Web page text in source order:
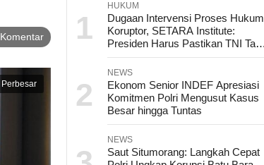
Komentar
Perbesar
1
HUKUM
Dugaan Intervensi Proses Hukum
Koruptor, SETARA Institute:
Presiden Harus Pastikan TNI Tak
Disalahgunakan
2
NEWS
Ekonom Senior INDEF Apresiasi
Komitmen Polri Mengusut Kasus
Besar hingga Tuntas
NEWS
Saut Situmorang: Langkah Cepat